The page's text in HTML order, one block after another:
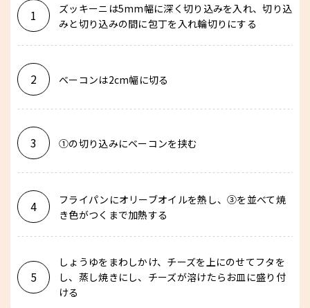
1
ズッキーニは5mm幅に深く切り込みを入れ、切り込
みと切り込みの間に包丁を入れ輪切りにする
2 ベーコンは2cm幅に切る
3 ①の切り込みにベーコンを挟む
4
フライパンにオリーブオイルを熱し、③を並べて焼
き色がつくまで加熱する
5
しょうゆをまわしかけ、チーズを上にのせてフタを
し、蒸し焼きにし、チーズが溶けたらお皿に盛り付
ける